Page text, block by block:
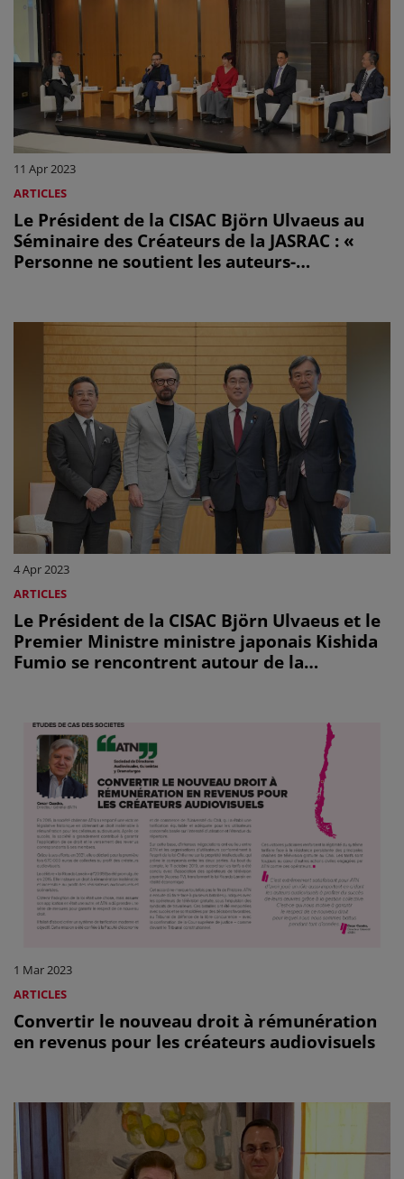
11 Apr 2023
ARTICLES
Le Président de la CISAC Björn Ulvaeus au
Séminaire des Créateurs de la JASRAC : «
Personne ne soutient les auteurs-
4 Apr 2023
ARTICLES
Le Président de la CISAC Björn Ulvaeus et le
Premier Ministre ministre japonais Kishida
Fumio se rencontrent autour de la
1 Mar 2023
ARTICLES
Convertir le nouveau droit à rémunération
en revenus pour les créateurs audiovisuels